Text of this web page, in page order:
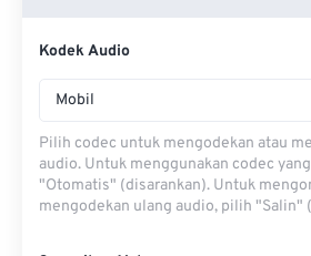
Kodek Audio
Mobil
Pilih codec untuk mengodekan atau
audio. Untuk menggunakan codec
"Otomatis" (disarankan). Untuk
mengodekan ulang audio, pilih "Salin"